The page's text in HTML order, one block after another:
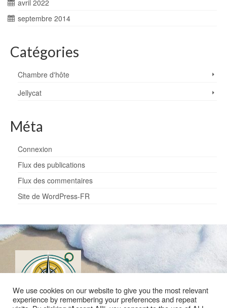
avril 2022
septembre 2014
Catégories
Chambre d'hôte
Jellycat
Méta
Connexion
Flux des publications
Flux des commentaires
Site de WordPress-FR
We use cookies on our website to give you the most relevant
experience by remembering your preferences and repeat